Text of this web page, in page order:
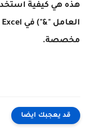
مخصصة.
قد يعجبك ايضا